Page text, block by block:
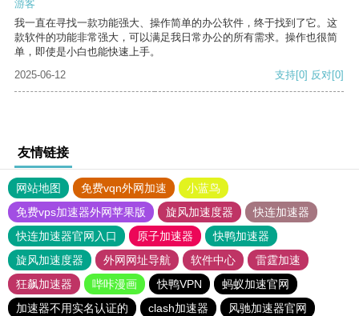
游客
我一直在寻找一款功能强大、操作简单的办公软件，终于找到了它。这
款软件的功能非常强大，可以满足我日常办公的所有需求。操作也很简
单，即使是小白也能快速上手。
2025-06-12
支持[0] 反对[0]
友情链接
网站地图 免费vqn外网加速
小蓝鸟
免费vps加速器外网苹果版
旋风加速度器
快连加速器
快连加速器官网入口
原子加速器
快鸭加速器
旋风加速度器
外网网址导航 软件中心
雷霆加速
狂飙加速器
哔咔漫画 快鸭VPN
蚂蚁加速官网
加速器不用实名认证的
clash加速器 风驰加速器官网